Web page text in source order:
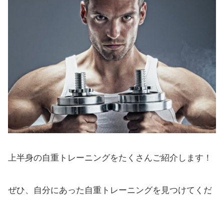
上半身の自重トレーニングをたくさんご紹介します！
ぜひ、自分にあった自重トレーニングを見つけてくだ